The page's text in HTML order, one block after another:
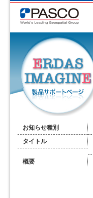
お知らせ種別
タイトル
概要